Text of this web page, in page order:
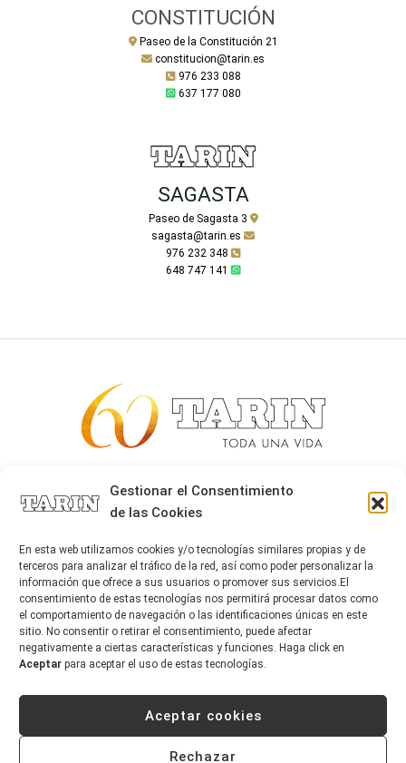
Gestionar el Consentimiento
de las Cookies
En esta web utilizamos cookies y/o tecnologías similares propias y de
terceros para analizar el tráfico de la red, así como poder personalizar la
información que ofrece a sus usuarios o promover sus servicios.El
consentimiento de estas tecnologías nos permitirá procesar datos como
el comportamiento de navegación o las identificaciones únicas en este
sitio. No consentir o retirar el consentimiento, puede afectar
negativamente a ciertas características y funciones. Haga click en
Aceptar para aceptar el uso de estas tecnologías.
Aceptar cookies
Rechazar
CONSTITUCIÓN
Paseo de la Constitución 21
constitucion@tarin.es
976 233 088
637 177 080
SAGASTA
Paseo de Sagasta 3
sagasta@tarin.es
976 232 348
648 747 141
Alta joyería desde 1963
Tarín Magazine
Contacto
Copyright © 2026 Tarín Joyeros
Política de uso|Política de privacidad